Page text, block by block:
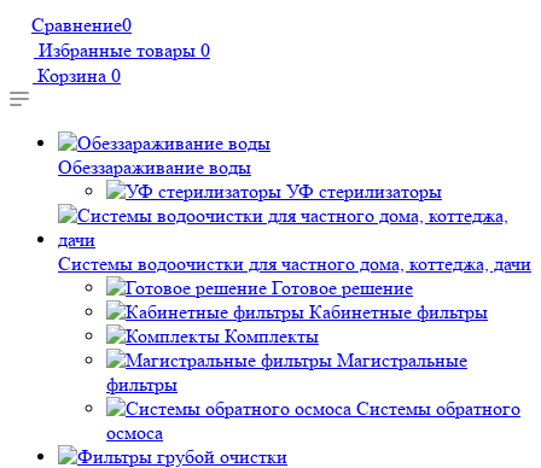
Сравнение0
Избранные товары 0
Корзина 0
Обеззараживание воды
УФ стерилизаторы
Системы водоочистки для частного дома, коттеджа, дачи
Готовое решение
Кабинетные фильтры
Комплекты
Магистральные
фильтры
Системы обратного
осмоса